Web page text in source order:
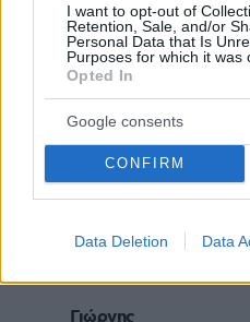
I want to opt-out of
Retention, Sale, and/or
Personal Data that Is
Purposes for which it was
Opted In
Google consents
CONFIRM
Data Deletion Data
παιδεία παρτακιδες
άχρηστους
υποτίθεται
τειρουνται η νόμοι
πρόκειται να
λίγες δεκαετίες θα
εγκυκλοπαίδειες
άγνωστες στην
Γιώργης